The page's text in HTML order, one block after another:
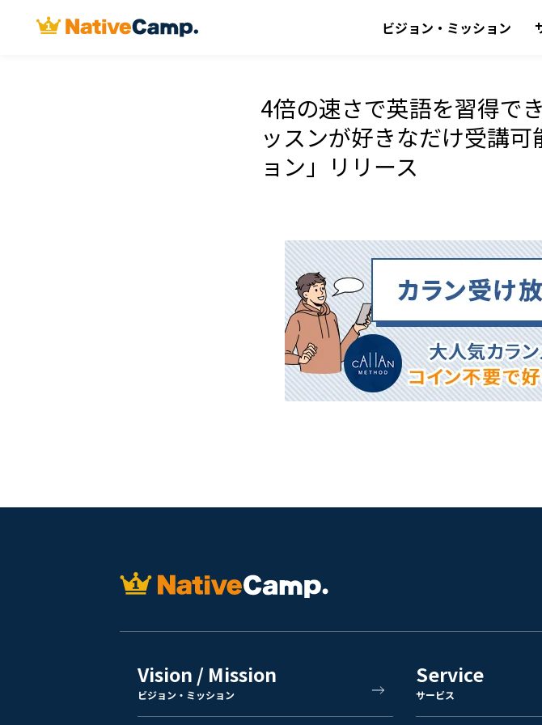
ビジョン・ミッション
4倍の速さで英語を習得で
ッスンが好きなだけ受講
ョン」リリース
Vision / Mission
ビジョン・ミッション
Service
サービス